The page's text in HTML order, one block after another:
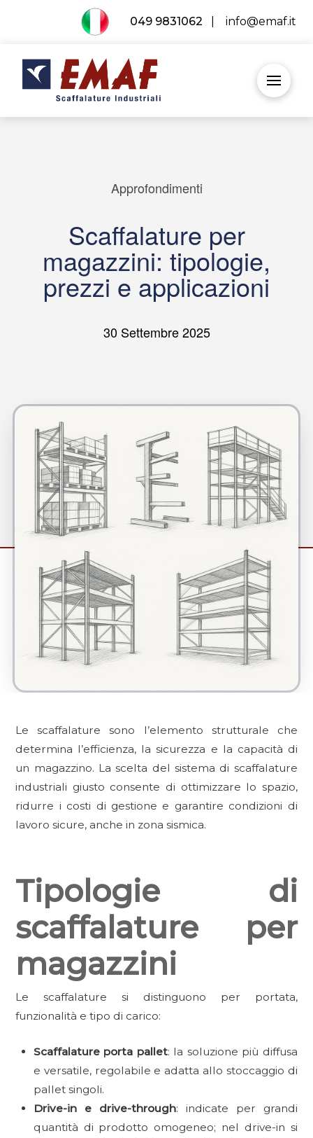
049 9831062 info@emaf.it
Approfondimenti
Scaffalature per
magazzini: tipologie,
prezzi e applicazioni
30 Settembre 2025
Le scaffalature sono l’elemento strutturale che
determina l’efficienza, la sicurezza e la capacità di
un magazzino. La scelta del sistema di scaffalature
industriali giusto consente di ottimizzare lo spazio,
ridurre i costi di gestione e garantire condizioni di
lavoro sicure, anche in zona sismica.
Tipologie di
scaffalature per
magazzini
Le scaffalature si distinguono per portata,
funzionalità e tipo di carico:
Scaffalature porta pallet: la soluzione più diffusa
e versatile, regolabile e adatta allo stoccaggio di
pallet singoli.
Drive-in e drive-through: indicate per grandi
quantità di prodotto omogeneo; nel drive-in si